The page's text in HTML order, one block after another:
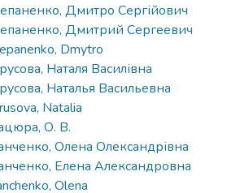
Дмитро Сергійович
Дмитрий Сергеевич
Dmytro
Наталя Василівна
Наталья Васильевна
Natalia
О. В.
Олена Олександрівна
Елена Александровна
Olena